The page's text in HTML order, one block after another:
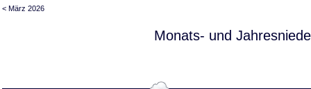
< März 2026
Monats- und